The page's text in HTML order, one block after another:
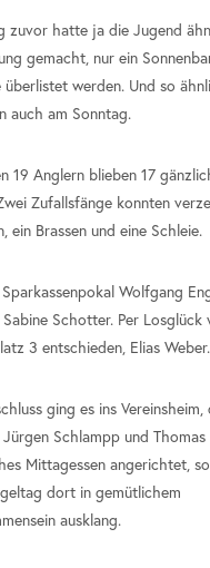
zuvor hatte ja die Jugend
gemacht, nur ein
überlistet werden. Und so
auch am Sonntag.
19 Anglern blieben 17
Zufallsfänge konnten
ein Brassen und eine Schleie.
Wolfgang
Schotter. Per Losglück
3 entschieden, Elias Weber.
ging es ins
Schlampp und Thomas
Mittagessen angerichtet,
dort in gemütlichem
ausklang.